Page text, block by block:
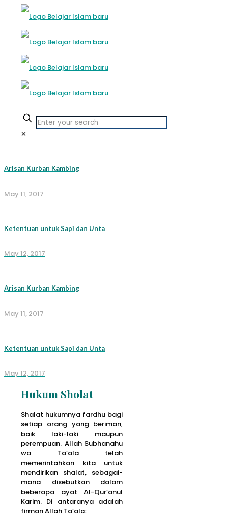
✕
Arisan Kurban Kambing
May 11, 2017
Ketentuan untuk Sapi dan Unta
May 12, 2017
Arisan Kurban Kambing
May 11, 2017
Ketentuan untuk Sapi dan Unta
May 12, 2017
Hukum Sholat
Shalat hukumnya fardhu bagi
setiap orang yang beriman,
baik laki-laki maupun
perempuan. Allah Subhanahu
wa Ta’ala telah
memerintahkan kita untuk
mendirikan shalat, sebagai-
mana disebutkan dalam
beberapa ayat Al-Qur’anul
Karim. Di antaranya adalah
firman Allah Ta’ala: